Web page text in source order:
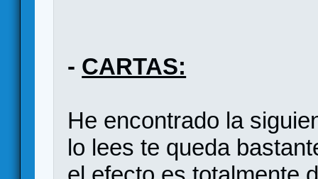
- CARTAS:
He encontrado la
lo lees te queda